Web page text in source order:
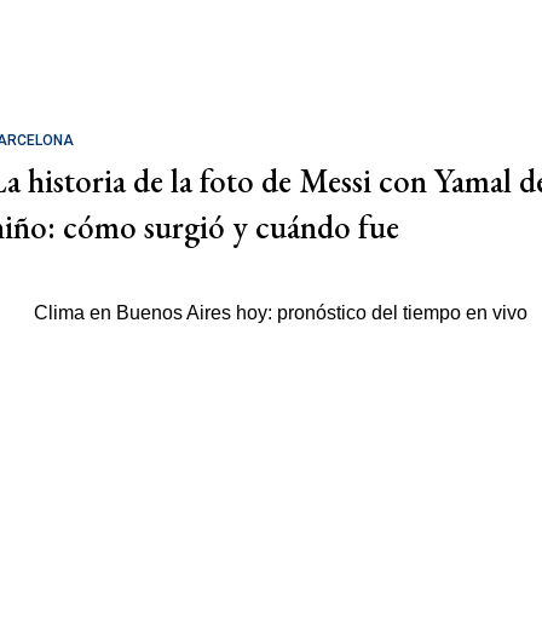
historia de la foto de Messi con Yamal
cómo surgió y cuándo fue